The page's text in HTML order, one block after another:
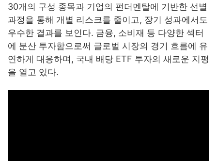
30개의 구성 종목과 기업의 펀더멘탈에 기반한 선별
과정을 통해 개별 리스크를 줄이고, 장기 성과에서도
우수한 결과를 보인다. 금융, 소비재 등 다양한 섹터
에 분산 투자함으로써 글로벌 시장의 경기 흐름에 유
연하게 대응하며, 국내 배당 ETF 투자의 새로운 지평
을 열고 있다.